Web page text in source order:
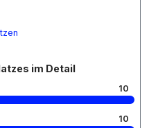
im Detail
10
10